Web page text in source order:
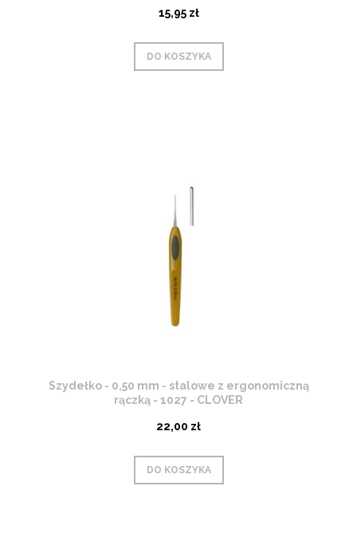
15,95 zł
DO KOSZYKA
Szydełko - 0,50 mm - stalowe z ergonomiczną
rączką - 1027 - CLOVER
22,00 zł
DO KOSZYKA